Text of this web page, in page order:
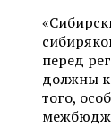
перед
должны
того,